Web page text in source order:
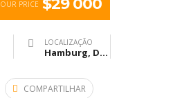
OUR PRICE $29 000
LOCALIZAÇÃO
Hamburg, Deutschland
COMPARTILHAR